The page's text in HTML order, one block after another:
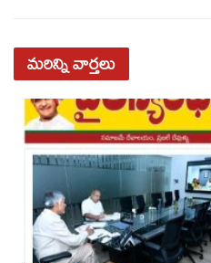
మరిన్నివార్తలు